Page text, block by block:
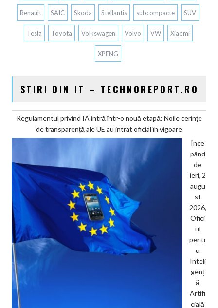
Renault SAIC Skoda Stellantis subcompacte SUV
Tesla Toyota Volkswagen Volvo VW Xiaomi
XPENG
STIRI DIN IT – TECHNOREPORT.RO
Regulamentul privind IA intră într-o nouă etapă: Noile cerințe
de transparență ale UE au intrat oficial în vigoare
Înce
pând
de
ieri, 2
augu
st
2026,
Ofici
ul
pentr
u
Inteli
genț
ă
Artifi
cială